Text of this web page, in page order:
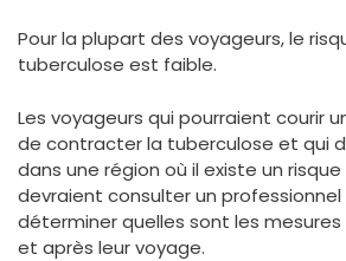
Pour la plupart des voyageurs, le
tuberculose est faible.
Les voyageurs qui pourraient courir
de contracter la tuberculose et qui
dans une région où il existe un
devraient consulter un
déterminer quelles sont les
et après leur voyage.